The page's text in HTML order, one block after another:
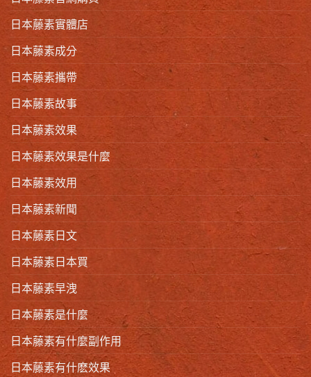
日本藤素實體店
日本藤素成分
日本藤素攜帶
日本藤素故事
日本藤素效果
日本藤素效果是什麼
日本藤素效用
日本藤素新聞
日本藤素日文
日本藤素日本買
日本藤素早洩
日本藤素是什麼
日本藤素有什麼副作用
日本藤素有什麽效果